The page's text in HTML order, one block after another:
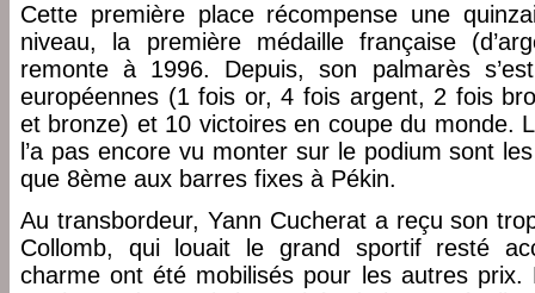
Cette première place récompense une
niveau, la première médaille française
remonte à 1996. Depuis, son palmarès
européennes (1 fois or, 4 fois argent, 2 fois
et bronze) et 10 victoires en coupe du monde.
l’a pas encore vu monter sur le podium sont
que 8ème aux barres fixes à Pékin.
Au transbordeur, Yann Cucherat a reçu son
Collomb, qui louait le grand sportif resté
charme ont été mobilisés pour les autres prix.